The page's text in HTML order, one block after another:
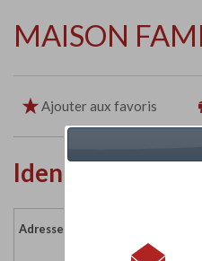
MAISON
Ajouter aux favoris
Identité de
Adresse :